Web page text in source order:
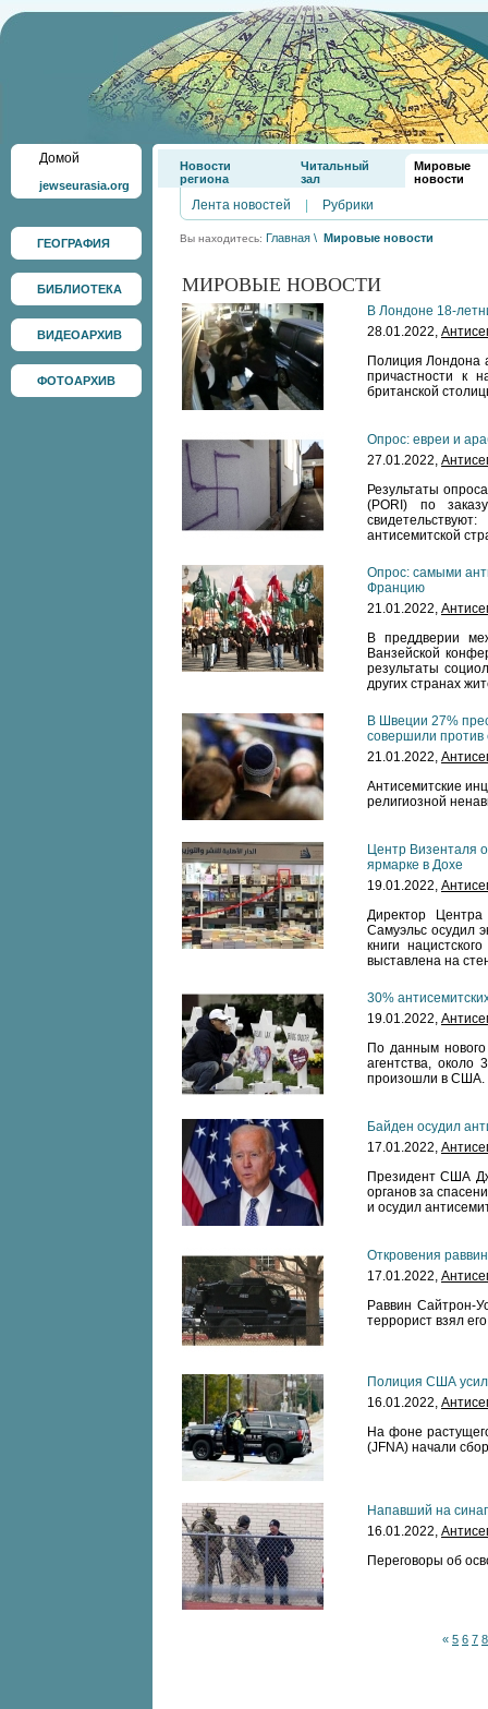
Домой
jewseurasia.org
ГЕОГРАФИЯ
БИБЛИОТЕКА
ВИДЕОАРХИВ
ФОТОАРХИВ
Новости
региона
Читальный
зал
Мировые
новости
Лента новостей Рубрики
Вы находитесь: Главная \ Мировые новости
МИРОВЫЕ НОВОСТИ
В Лондоне 18-
28.01.2022,
Полиция Лондона
причастности к
британской
Опрос: евреи и
27.01.2022,
Результаты
(PORI) по
антисемитской
Опрос: самыми
Францию
21.01.2022,
В преддверии
Ванзейской
результаты
других странах
В Швеции 27%
совершили против
21.01.2022,
Антисемитские
религиозной
Центр Визенталя
ярмарке в Дохе
19.01.2022,
Директор
Самуэльс осудил
книги
выставлена ​​на
30%
19.01.2022,
По данным нового
агентства, около
произошли в США.
Байден осудил
17.01.2022,
Президент США
органов за
и осудил
Откровения
17.01.2022,
Раввин Сайтрон-
террорист взял
Полиция США
16.01.2022,
На фоне
(JFNA) начали
Напавший на
16.01.2022,
Переговоры об
« 5 6 7 8